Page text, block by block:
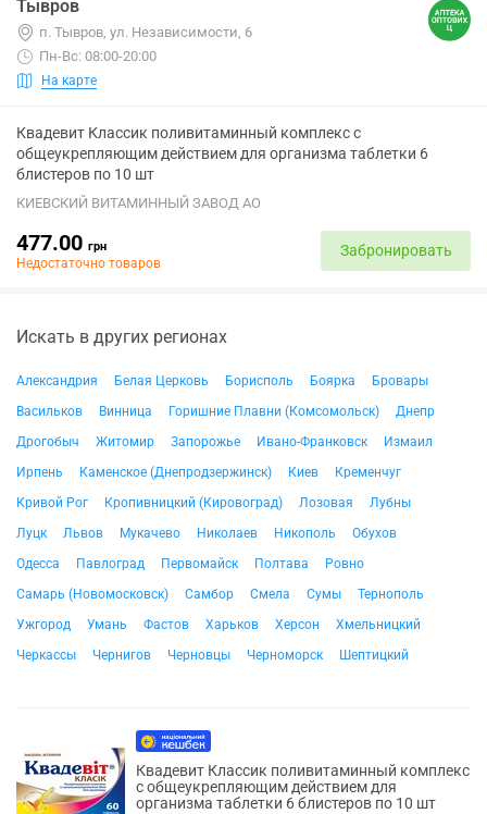
Тывров
п. Тывров, ул. Независимости, 6
Пн-Вс: 08:00-20:00
На карте
Квадевит Классик поливитаминный комплекс с
общеукрепляющим действием для организма таблетки 6
блистеров по 10 шт
КИЕВСКИЙ ВИТАМИННЫЙ ЗАВОД АО
477.00 грн
Недостаточно товаров
Забронировать
Искать в других регионах
Александрия Белая Церковь Борисполь Боярка
Бровары
Васильков
Винница Горишние Плавни (Комсомольск)
Днепр
Дрогобыч
Житомир Запорожье Ивано-Франковск
Измаил
Ирпень
Каменское (Днепродзержинск) Киев
Кременчуг
Кривой Рог
Кропивницкий (Кировоград) Лозовая
Лубны
Луцк
Львов Мукачево Николаев Никополь
Обухов
Одесса
Павлоград Первомайск Полтава
Ровно
Самарь (Новомосковск)
Самбор Смела Сумы
Тернополь
Ужгород
Умань Фастов Харьков Херсон
Хмельницкий
Черкассы
Чернигов Черновцы Черноморск Шептицкий
Квадевит Классик поливитаминный комплекс
с общеукрепляющим действием для
организма таблетки 6 блистеров по 10 шт